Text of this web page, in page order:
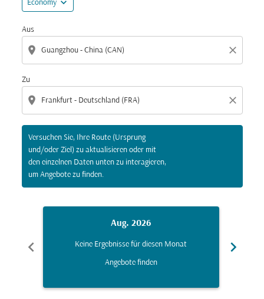
Economy expand_more
Aus
location_on close
Zu
location_on close
Versuchen Sie, Ihre Route (Ursprung
und/oder Ziel) zu aktualisieren oder mit
den einzelnen Daten unten zu interagieren,
um Angebote zu finden.
chevron_left
Aug. 2026
Keine Ergebnisse für diesen Monat
Angebote finden
chevron_right